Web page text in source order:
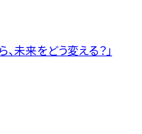
、未来をどう変える？」